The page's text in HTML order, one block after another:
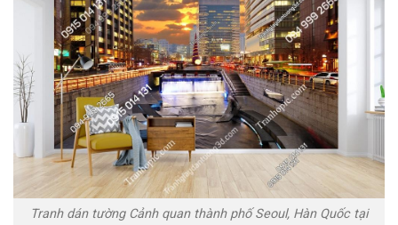
Tranh dán tường Cảnh quan thành phố Seoul, Hàn Quốc tại